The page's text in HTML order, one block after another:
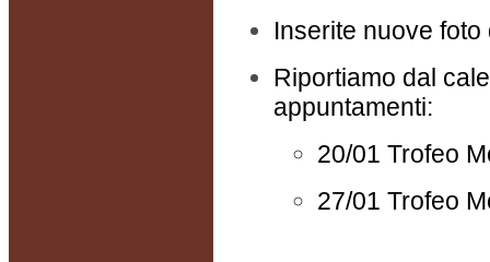
Inserite nuove
Riportiamo dal
appuntamenti:
20/01 Trofeo
27/01 Trofeo